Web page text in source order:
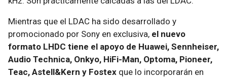
Mientras que el LDAC ha sido desarrollado y
promocionado por Sony en exclusiva, el nuevo
formato LHDC tiene el apoyo de Huawei, Sennheiser,
Audio Technica, Onkyo, HiFi-Man, Optoma, Pioneer,
Teac, Astell&Kern y Fostex que lo incorporarán en